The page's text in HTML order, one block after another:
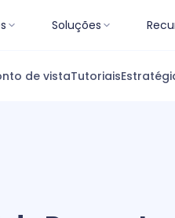
Soluções
de vistaTutoriais